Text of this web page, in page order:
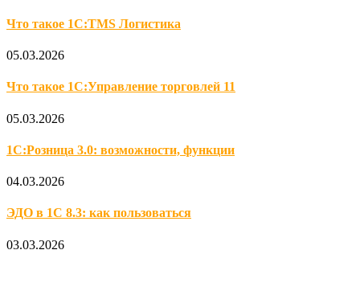
Что такое 1С:TMS Логистика
05.03.2026
Что такое 1С:Управление торговлей 11
05.03.2026
1С:Розница 3.0: возможности, функции
04.03.2026
ЭДО в 1С 8.3: как пользоваться
03.03.2026